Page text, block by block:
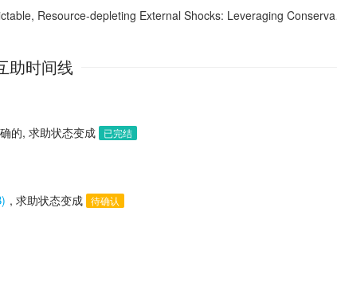
External Shocks: Leveraging Conservation of Resources Theory and Dynamic Capabilities
助时间线
的, 求助状态变成 已完结
, 求助状态变成 待确认